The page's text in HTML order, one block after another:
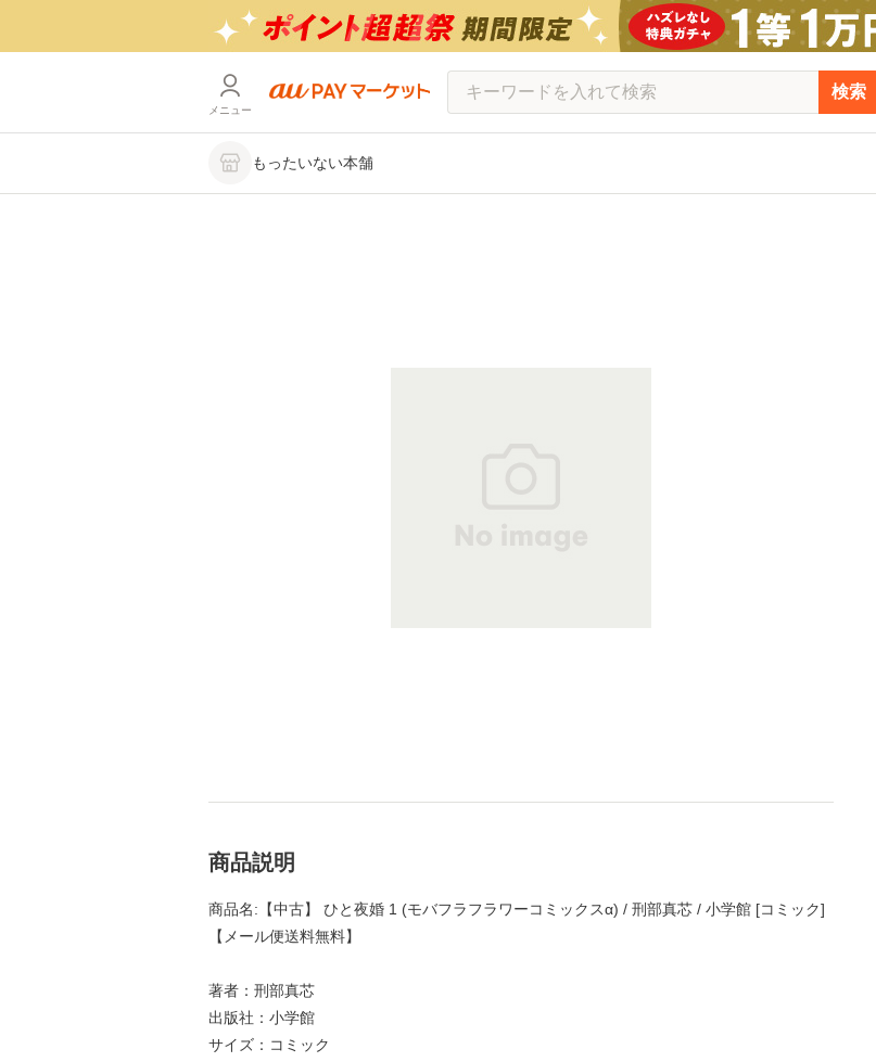
メニュー
検索
もったいない本舗
商品説明
商品名:【中古】 ひと夜婚 1 (モバフラフラワーコミックスα) / 刑部真芯 / 小学館 [コミック]
【メール便送料無料】
著者：刑部真芯
出版社：小学館
サイズ：コミック